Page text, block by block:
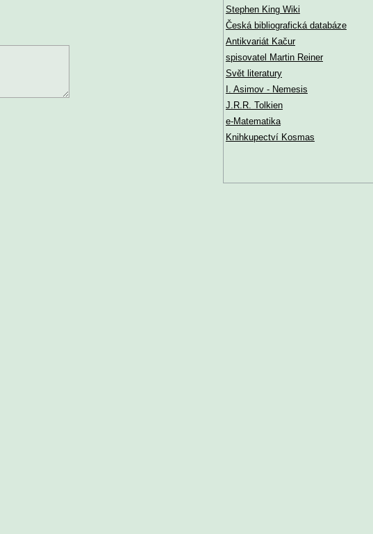
Stephen King Wiki
Česká bibliografická databáze
Antikvariát Kačur
spisovatel Martin Reiner
Svět literatury
I. Asimov - Nemesis
J.R.R. Tolkien
e-Matematika
Knihkupectví Kosmas